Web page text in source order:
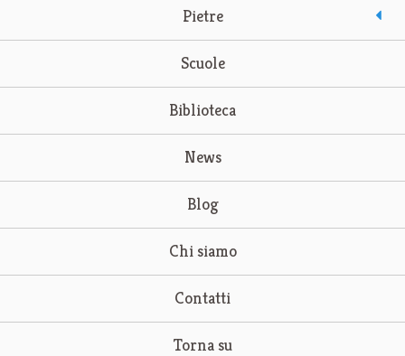
Pietre
Scuole
Biblioteca
News
Blog
Chi siamo
Contatti
Torna su